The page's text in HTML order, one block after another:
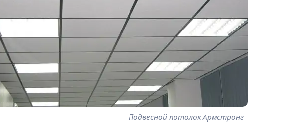
Подвесной потолок Армстронг